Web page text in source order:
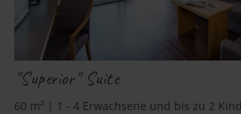
"Superior" Suite
60 m² | 1 - 4 Erwachsene und bis zu 2